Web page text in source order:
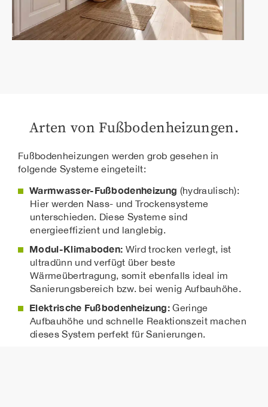
Arten von Fußbodenheizungen.
Fußbodenheizungen werden grob gesehen in
folgende Systeme eingeteilt:
Warmwasser-Fußbodenheizung (hydraulisch):
Hier werden Nass- und Trockensysteme
unterschieden. Diese Systeme sind
energieeffizient und langlebig.
Modul-Klimaboden: Wird trocken verlegt, ist
ultradünn und verfügt über beste
Wärmeübertragung, somit ebenfalls ideal im
Sanierungsbereich bzw. bei wenig Aufbauhöhe.
Elektrische Fußbodenheizung:Geringe
Aufbauhöhe und schnelle Reaktionszeit machen
dieses System perfekt für Sanierungen.